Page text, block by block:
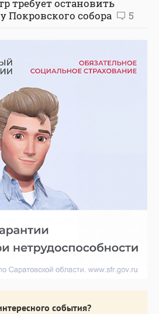
требует остановить
Покровского собора
5
события?